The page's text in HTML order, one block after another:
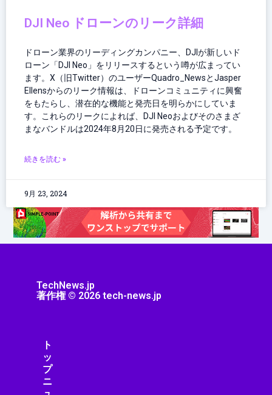
DJI Neo ドローンのリーク詳細
ドローン業界のリーディングカンパニー、DJIが新しいド
ローン「DJI Neo」をリリースするという噂が広まってい
ます。X（旧Twitter）のユーザーQuadro_NewsとJasper
Ellensからのリーク情報は、ドローンコミュニティに興奮
をもたらし、潜在的な機能と発売日を明らかにしていま
す。これらのリークによれば、DJI Neoおよびそのさまざ
まなバンドルは2024年8月20日に発売される予定です。
続きを読む »
9月 23, 2024
TechNews.jp
著作権 © 2026 tech-news.jp
ト
ッ
プ
ニ